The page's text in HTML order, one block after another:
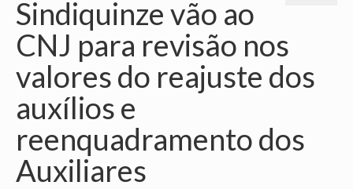
ESTATUTO
ATAS
LOCALIZAÇÃO
QUEM SOMOS
NOSSA HISTÓRIA
SUBSEDES
Sindiquinze vão ao
CNJ para revisão nos
valores do reajuste dos
auxílios e
reenquadramento dos
Auxiliares